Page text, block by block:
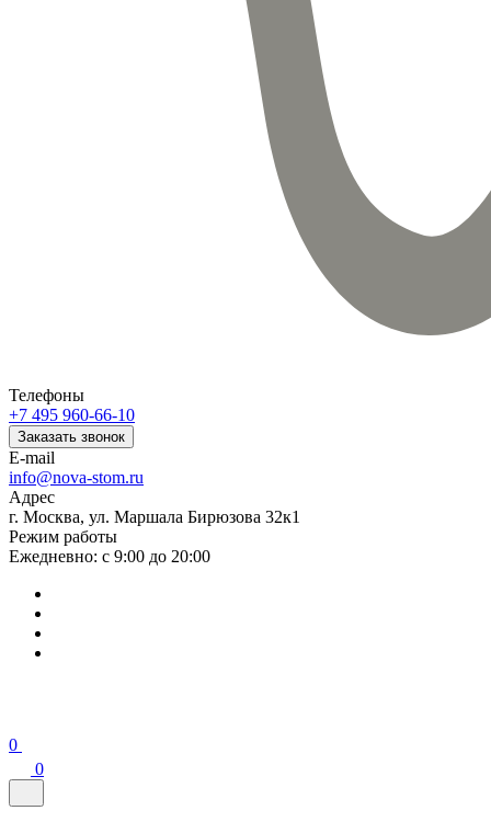
Телефоны
+7 495 960-66-10
Заказать звонок
E-mail
info@nova-stom.ru
Адрес
г. Москва, ул. Маршала Бирюзова 32к1
Режим работы
Ежедневно: с 9:00 до 20:00
0
0